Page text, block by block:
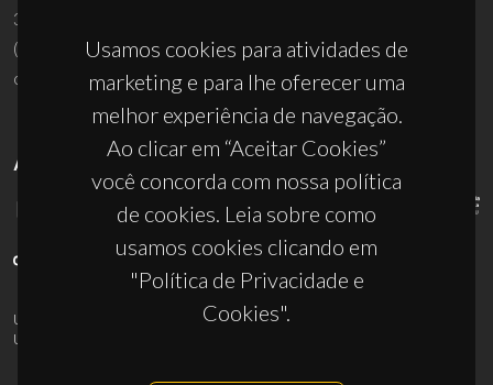
Usamos cookies para atividades de
marketing e para lhe oferecer uma
melhor experiência de navegação.
Ao clicar em “Aceitar Cookies”
você concorda com nossa política
de cookies. Leia sobre como
usamos cookies clicando em
"Política de Privacidade e
Cookies".
3810-193 Aveiro - Portugal
(+351) 234 370 200
ciceco@ua.pt
APOIOS
UID/PRR/50011/2025 10.54499/UID/PRR/50011/2025
UID/PRR2/50011/2025